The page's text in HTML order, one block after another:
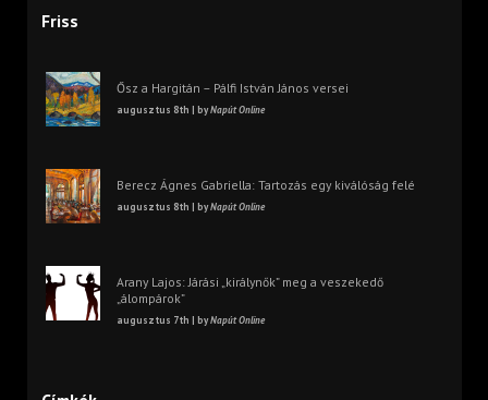
Friss
Ősz a Hargitán – Pálfi István János versei
augusztus 8th | byNapút Online
Berecz Ágnes Gabriella: Tartozás egy kiválóság felé
augusztus 8th | byNapút Online
Arany Lajos: Járási „királynők” meg a veszekedő
„álompárok”
augusztus 7th | byNapút Online